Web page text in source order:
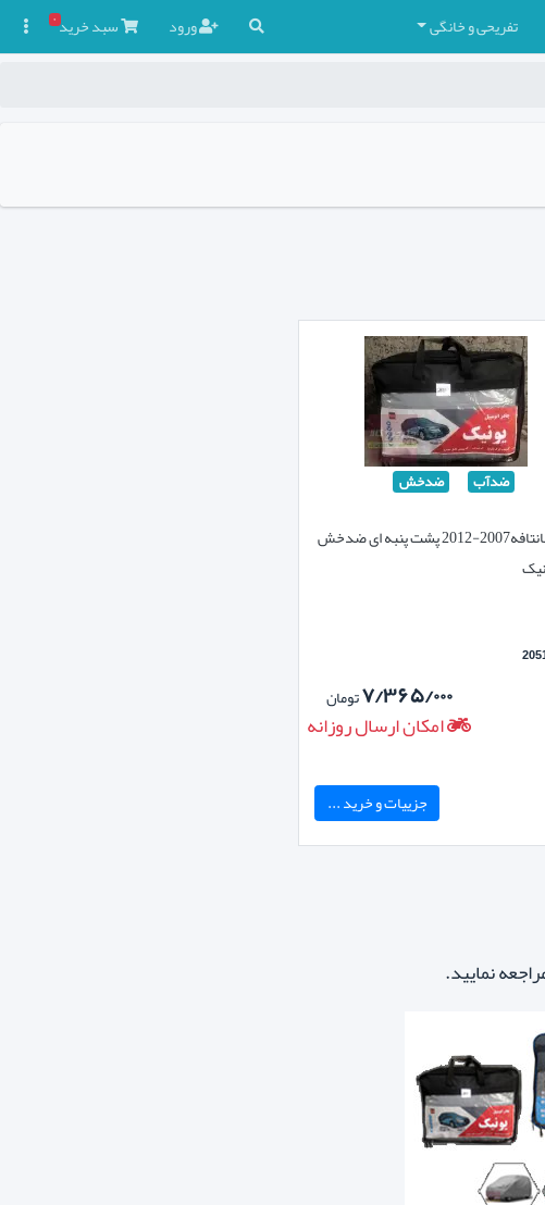
تفریحی و خانگی ورود سبدخرید۰
ضدآب ضدخش
چادر سانتافه2007-2012 پشت پنبه ای ضدخش
۷/۳۶۵/۰۰۰تومان
امکان ارسال روزانه
جزییات و خرید ...
نمایید.